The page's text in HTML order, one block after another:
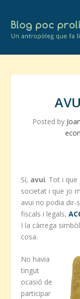
Posted by Joan
Sí, avui. Tot i que
societat i que jo
avui no podia
fiscals i legals,
I la càrrega
cosa.
No havia
tingut
ocasió de
participar